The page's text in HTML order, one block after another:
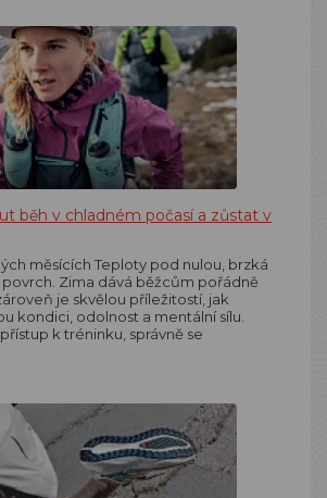
běh v chladném počasí a zůstat v
měsících Teploty pod nulou, brzká
Zima dává běžcům pořádně
je skvělou příležitostí, jak
kondici, odolnost a mentální sílu.
k tréninku, správně se